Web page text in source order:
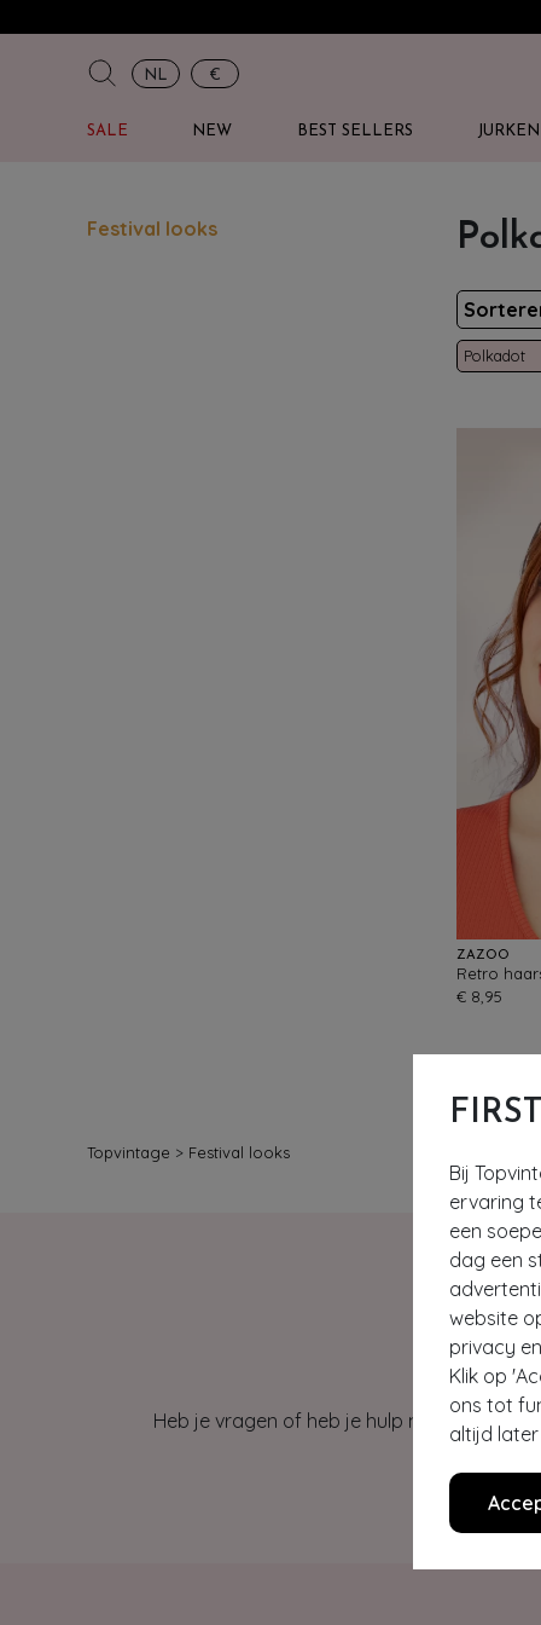
Bij
ervaring
een
dag een
website
privacy
Klik op
ons tot
altijd
NL €
SALE NEW BEST SELLERS JURKEN
Festival looks
Polkadot
ZAZOO
Retro
€ 8,95
Topvintage > Festival looks
Heb je vragen of heb je hulp nodig bij je